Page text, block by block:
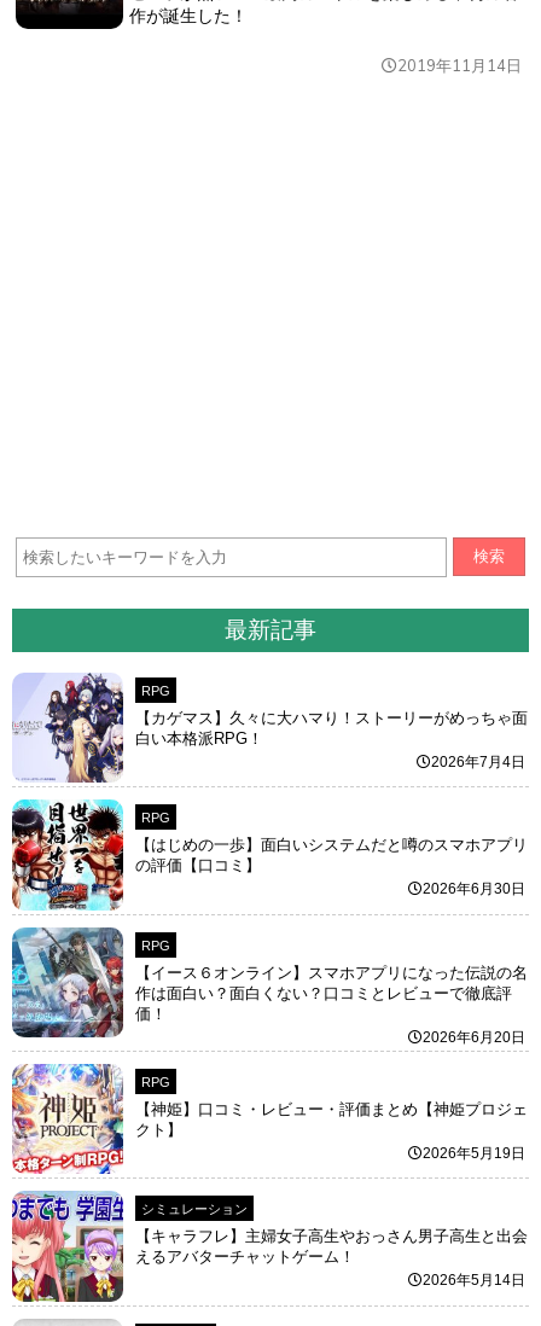
作が誕生した！
2019年11月14日
検索
最新記事
RPG
【カゲマス】久々に大ハマり！ストーリーがめっちゃ面
白い本格派RPG！
2026年7月4日
RPG
【はじめの一歩】面白いシステムだと噂のスマホアプリ
の評価【口コミ】
2026年6月30日
RPG
【イース６オンライン】スマホアプリになった伝説の名
作は面白い？面白くない？口コミとレビューで徹底評
価！
2026年6月20日
RPG
【神姫】口コミ・レビュー・評価まとめ【神姫プロジェ
クト】
2026年5月19日
シミュレーション
【キャラフレ】主婦女子高生やおっさん男子高生と出会
えるアバターチャットゲーム！
2026年5月14日